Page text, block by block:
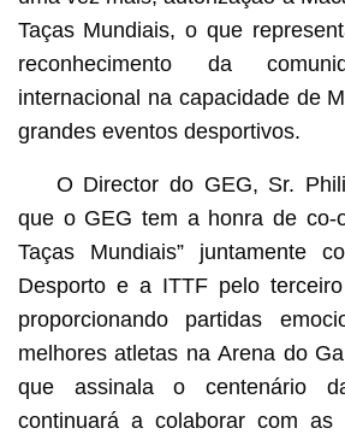
Taças Mundiais, o que
reconhecimento da
internacional na capacidade de
grandes eventos desportivos.
O Director do GEG, Sr.
que o GEG tem a honra de co-
Taças Mundiais” juntamente
Desporto e a ITTF pelo
proporcionando partidas
melhores atletas na Arena do
que assinala o centenário
continuará a colaborar com as